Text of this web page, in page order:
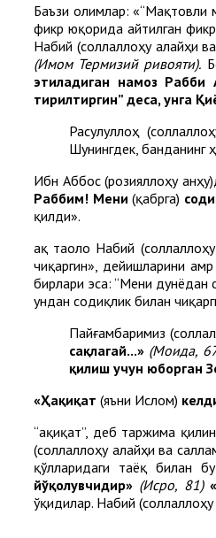
Баъзи олимлар: «“Мақтовли
фикр юқорида айтилган
Набий (соллаллоҳу алайҳи
(Имом Термизий ривояти).
этиладиган намоз Рабби
тирилтиргин” деса, унга
Расулуллоҳ
Шунингдек, банданинг
Ибн Аббос (розияллоҳу
Раббим! Мени(қабрга)
қилди».
Ҳақ таоло Набий
чиқаргин», дейишларини
бирлари эса: “Мени дунёдан
ундан содиқлик билан
Пайғамбаримиз
сақлагай...» (Моида,
қилиш учун юборган З
«Ҳақиқат (яъни Ислом)
“Ҳақиқат”, деб таржима
(соллаллоҳу алайҳи ва
қўлларидаги таёқ билан
йўқолувчидир» (Исро, 81)
ўқидилар. Набий